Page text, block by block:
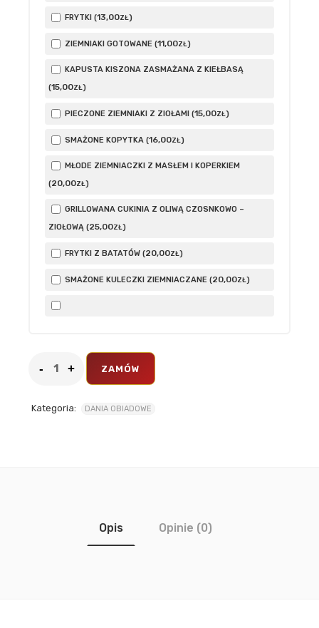
FRYTKI (13,00ZŁ)
ZIEMNIAKI GOTOWANE (11,00ZŁ)
KAPUSTA KISZONA ZASMAŻANA Z KIEŁBASĄ
(15,00ZŁ)
PIECZONE ZIEMNIAKI Z ZIOŁAMI (15,00ZŁ)
SMAŻONE KOPYTKA (16,00ZŁ)
MŁODE ZIEMNIACZKI Z MASŁEM I KOPERKIEM
(20,00ZŁ)
GRILLOWANA CUKINIA Z OLIWĄ CZOSNKOWO –
ZIOŁOWĄ (25,00ZŁ)
FRYTKI Z BATATÓW (20,00ZŁ)
SMAŻONE KULECZKI ZIEMNIACZANE (20,00ZŁ)
ZAMÓW
Kategoria: DANIA OBIADOWE
Opis Opinie (0)